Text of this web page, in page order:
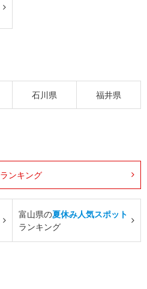
石川県 福井県
ランキング
富山県の夏休み人気スポット
ランキング